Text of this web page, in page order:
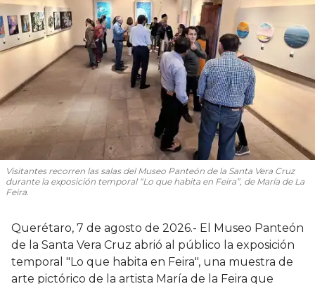
Visitantes recorren las salas del Museo Panteón de la Santa Vera Cruz
durante la exposición temporal “Lo que habita en Feira”, de María de La
Feira.
Querétaro, 7 de agosto de 2026.- El Museo Panteón
de la Santa Vera Cruz abrió al público la exposición
temporal "Lo que habita en Feira", una muestra de
arte pictórico de la artista María de la Feira que